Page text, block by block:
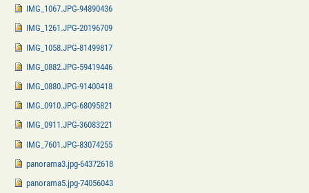
IMG_1067.JPG-94890436
IMG_1261.JPG-20196709
IMG_1058.JPG-81499817
IMG_0882.JPG-59419446
IMG_0880.JPG-91400418
IMG_0910.JPG-68095821
IMG_0911.JPG-36083221
IMG_7601.JPG-83074255
panorama3.jpg-64372618
panorama5.jpg-74056043